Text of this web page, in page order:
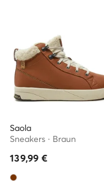
Saola
Sneakers · Braun
139,99 €